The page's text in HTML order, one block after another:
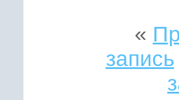
«
запись